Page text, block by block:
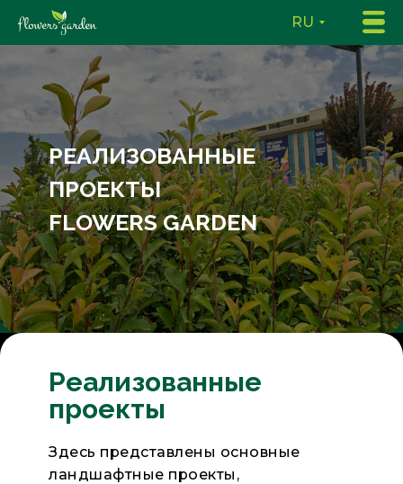
RU
РЕАЛИЗОВАННЫЕ
ПРОЕКТЫ
FLOWERS GARDEN
Реализованные
проекты
Здесь представлены основные
ландшафтные проекты,